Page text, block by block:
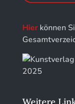
Hierkönnen
Weitere